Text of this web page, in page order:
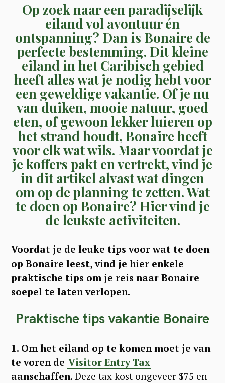
Op zoek naar een paradijselijk
eiland vol avontuur én
ontspanning? Dan is Bonaire de
perfecte bestemming. Dit kleine
eiland in het Caribisch gebied
heeft alles wat je nodig hebt voor
een geweldige vakantie. Of je nu
van duiken, mooie natuur, goed
eten, of gewoon lekker luieren op
het strand houdt, Bonaire heeft
voor elk wat wils. Maar voordat je
je koffers pakt en vertrekt, vind je
in dit artikel alvast wat dingen
om op de planning te zetten. Wat
te doen op Bonaire? Hier vind je
de leukste activiteiten.
Voordat je de leuke tips voor wat te doen
op Bonaire leest, vind je hier enkele
praktische tips om je reis naar Bonaire
soepel te laten verlopen.
Praktische tips vakantie Bonaire
1. Om het eiland op te komen moet je van
te voren de Visitor Entry Tax
aanschaffen. Deze tax kost ongeveer $75 en